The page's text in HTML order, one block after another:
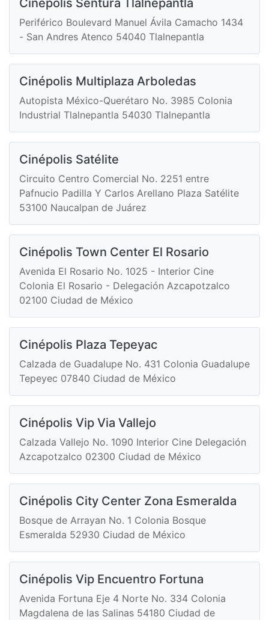
Cinépolis Sentura Tlalnepantla
Periférico Boulevard Manuel Ávila Camacho 1434
- San Andres Atenco 54040 Tlalnepantla
Cinépolis Multiplaza Arboledas
Autopista México-Querétaro No. 3985 Colonia
Industrial Tlalnepantla 54030 Tlalnepantla
Cinépolis Satélite
Circuito Centro Comercial No. 2251 entre
Pafnucio Padilla Y Carlos Arellano Plaza Satélite
53100 Naucalpan de Juárez
Cinépolis Town Center El Rosario
Avenida El Rosario No. 1025 - Interior Cine
Colonia El Rosario - Delegación Azcapotzalco
02100 Ciudad de México
Cinépolis Plaza Tepeyac
Calzada de Guadalupe No. 431 Colonia Guadalupe
Tepeyec 07840 Ciudad de México
Cinépolis Vip Via Vallejo
Calzada Vallejo No. 1090 Interior Cine Delegación
Azcapotzalco 02300 Ciudad de México
Cinépolis City Center Zona Esmeralda
Bosque de Arrayan No. 1 Colonia Bosque
Esmeralda 52930 Ciudad de México
Cinépolis Vip Encuentro Fortuna
Avenida Fortuna Eje 4 Norte No. 334 Colonia
Magdalena de las Salinas 54180 Ciudad de